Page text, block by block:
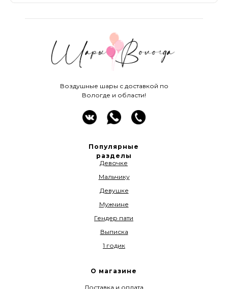
Воздушные шары с доставкой по
Вологде и области!
О магазине
Доставка и оплата
Популярные
разделы
Девочке
Мальчику
Девушке
Мужчине
Гендер пати
Выписка
1 годик